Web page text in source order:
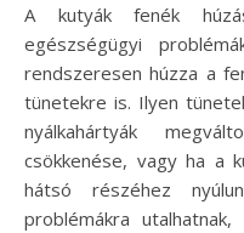
A kutyák fenék
egészségügyi
rendszeresen húzza a
tünetekre is. Ilyen
nyálkahártyák
csökkenése, vagy ha a
hátsó részéhez
problémákra